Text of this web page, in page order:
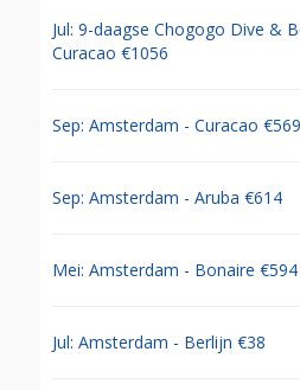
Jul: 9-daagse Chogogo Dive &
Curacao €1056
Sep: Amsterdam - Curacao €569
Sep: Amsterdam - Aruba €614
Mei: Amsterdam - Bonaire €594
Jul: Amsterdam - Berlijn €38